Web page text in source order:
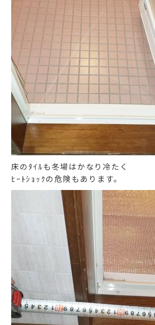
床のﾀｲﾙも冬場はかなり冷たく
ﾋｰﾄｼｮｯｸの危険もあります。